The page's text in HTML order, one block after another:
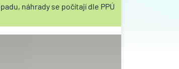
náhrady se počítají dle PPÚ